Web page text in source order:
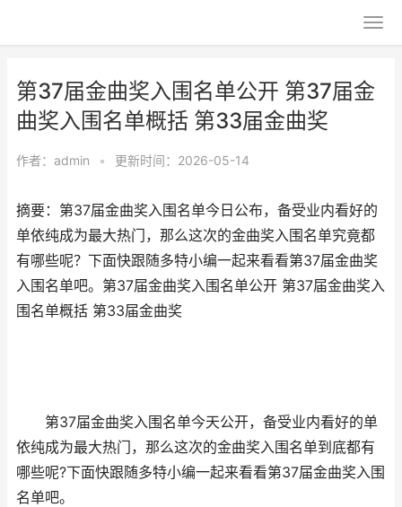
第37届金曲奖入围名单公开 第37届金
曲奖入围名单概括 第33届金曲奖
作者： admin • 更新时间：2026-05-14
摘要：第37届金曲奖入围名单今日公布，备受业内看好的
单依纯成为最大热门，那么这次的金曲奖入围名单究竟都
有哪些呢？下面快跟随多特小编一起来看看第37届金曲奖
入围名单吧。第37届金曲奖入围名单公开 第37届金曲奖入
围名单概括 第33届金曲奖
第37届金曲奖入围名单今天公开，备受业内看好的单
依纯成为最大热门，那么这次的金曲奖入围名单到底都有
哪些呢?下面快跟随多特小编一起来看看第37届金曲奖入围
名单吧。